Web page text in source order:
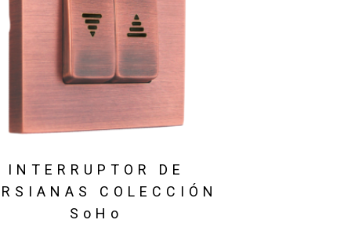
INTERRUPTOR DE
COLECCIÓN
SoHo